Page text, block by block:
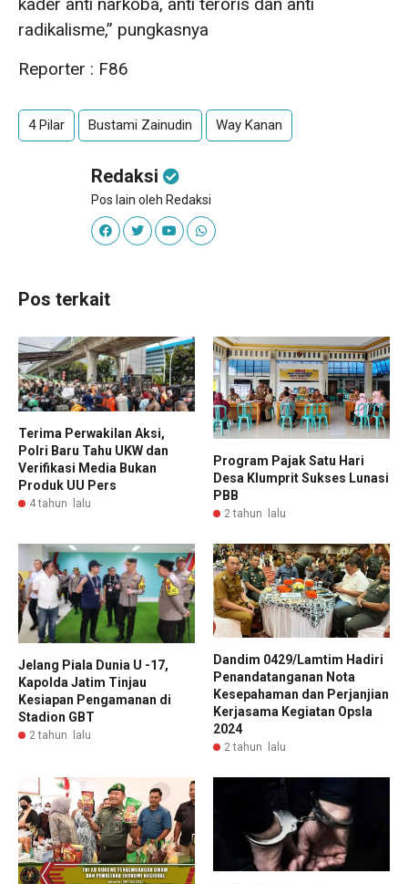
radikalisme,” pungkasnya
Reporter : F86
4 Pilar Bustami Zainudin Way Kanan
Redaksi
Pos lain oleh Redaksi
Pos terkait
Terima Perwakilan Aksi,
Polri Baru Tahu UKW dan
Verifikasi Media Bukan
Produk UU Pers
4 tahun lalu
Program Pajak Satu Hari
Desa Klumprit Sukses Lunasi
PBB
2 tahun lalu
Jelang Piala Dunia U -17,
Kapolda Jatim Tinjau
Kesiapan Pengamanan di
Stadion GBT
2 tahun lalu
Dandim 0429/Lamtim Hadiri
Penandatanganan Nota
Kesepahaman dan Perjanjian
Kerjasama Kegiatan Opsla
2024
2 tahun lalu